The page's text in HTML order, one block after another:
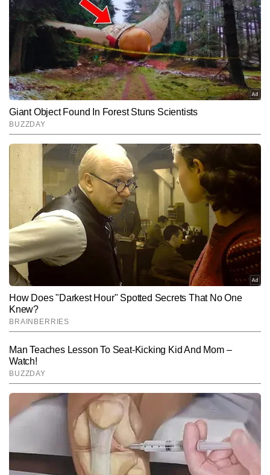
Hindi NewsSports
शिवम अवस्थी AUTHOR
शिवम् अवस्थी टाइम्स नाउ नवभारत डिजिटल में स्पोर्ट्स डेस्क के इंचार्ज हैं। इनको
खेल पत्रकारिता में तकरीबन 17 सालों का अनुभव है। इनको क्रिकेट, फुटबॉल
और टेनिस में खास रुचि है। उन्हें खेलना भी पसंद है और वो देहरादून में फुटबॉल व
क्रिकेट इंटर डिस्ट्रिक्ट चैंपियनशिप में विजेता टीम के कप्तान भी रहे। पत्रकारिता
में कदम रखने के कुछ समय बाद कॉमनवेल्थ गेम्स 2010 का संपूर्ण फील्ड कवरेज
किया और कई ब्रेकिंग न्यूज दी। कई चर्चित भारतीय एथलीटों के इंटरव्यू लिए हैं।
2011 वनडे क्रिकेट वर्ल्ड कप का ऑनफील्ड रहकर शहर-शहर घूमते हुए पूरा टीवी
कवरेज किया। विश्व कप से पहले युवा विराट कोहली का इंटरव्यू किया। डिजिटल
जैसे-जैसे आगे बढ़ा उन्हें ब्रेट ली, सुनील गावस्कर, राहुल द्रविड़, जैसे तमाम धुरंधरों
के साक्षात्कार किए और 16 वर्षीय ऋषभ पंत का पहला डिजिटल इंटरव्यू किया जिसे
इंग्लिश और हिंदी वेबसाइट पर काफी रीडरशिप मिली। उन्होंने स्पोर्ट्स मल्टी
पॉडकास्ट भी किया। आईपीएल के 18 सीजन से ऑनफील्ड जुड़े रहे। अब तक
जगत के तमाम बड़े रिकॉर्ड्स व आंकड़ों को ट्रैक किया है और उन पर आर्टिकल
तैयार किए हैं।
Follow Us:
Subscribe to our daily Newsletter!